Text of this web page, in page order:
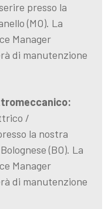
presso la
(MO). La
Manager
di manutenzione
/
la nostra
(BO). La
Manager
di manutenzione